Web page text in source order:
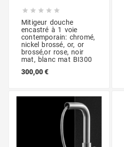
    
Mitigeur douche
encastré à 1 voie
contemporain: chromé,
nickel brossé, or, or
brossé,or rose, noir
mat, blanc mat BI300
300,00 €